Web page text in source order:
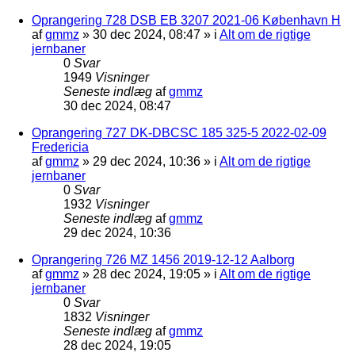
Oprangering 728 DSB EB 3207 2021-06 København H
afgmmz » 30 dec 2024, 08:47 » i Alt om de rigtige
jernbaner
0 Svar
1949 Visninger
Seneste indlæg afgmmz
30 dec 2024, 08:47
Oprangering 727 DK-DBCSC 185 325-5 2022-02-09
Fredericia
afgmmz » 29 dec 2024, 10:36 » i Alt om de rigtige
jernbaner
0 Svar
1932 Visninger
Seneste indlæg afgmmz
29 dec 2024, 10:36
Oprangering 726 MZ 1456 2019-12-12 Aalborg
afgmmz » 28 dec 2024, 19:05 » i Alt om de rigtige
jernbaner
0 Svar
1832 Visninger
Seneste indlæg afgmmz
28 dec 2024, 19:05